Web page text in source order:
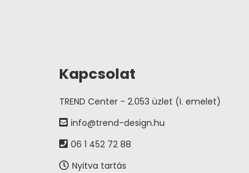
Kapcsolat
TREND Center - 2.053 üzlet (I. emelet)
info@trend-design.hu
06 1 452 72 88
Nyitva tartás